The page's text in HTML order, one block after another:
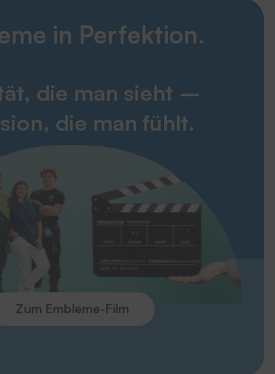
in Perfektion.
die man sieht –
die man fühlt.
Zum Embleme-Film